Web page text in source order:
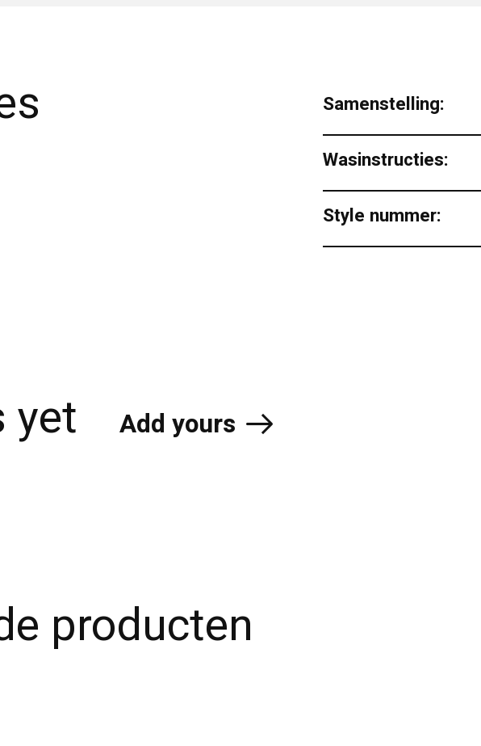
Samenstelling:
Wasinstructies:
Style nummer:
yet Add yours
producten